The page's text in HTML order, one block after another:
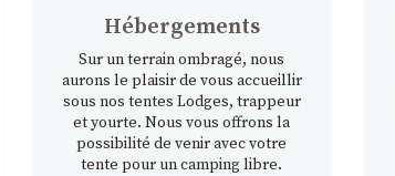
Hébergements
Sur un terrain ombragé, nous
aurons le plaisir de vous accueillir
sous nos tentes Lodges, trappeur
et yourte. Nous vous offrons la
possibilité de venir avec votre
tente pour un camping libre.